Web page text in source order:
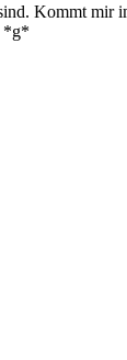
Kommt mir
*g*